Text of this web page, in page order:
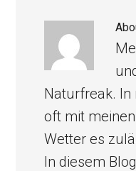
Naturfreak. In
oft mit
Wetter es
In diesem